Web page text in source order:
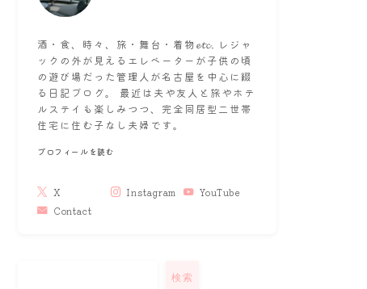
酒・食、時々、旅・舞台・着物𝓮𝓽𝓬. レジャ
ックの外が見えるエレベーターが子供の頃
の遊び場だった管理人が名古屋を中心に綴
る日記ブログ。 最近は夫や友人と旅やホテ
ルステイも楽しみつつ、完全同居型二世帯
住宅に住む子なし夫婦です。
プロフィールを読む
X Instagram
YouTube
Contact
検索